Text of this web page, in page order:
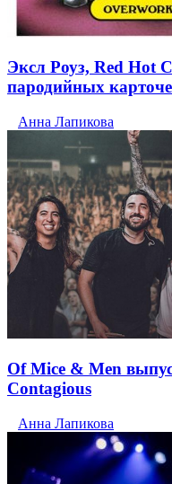
Эксл Роуз, Red Hot
пародийных
Анна Лапикова
Of Mice & Men
Contagious
Анна Лапикова